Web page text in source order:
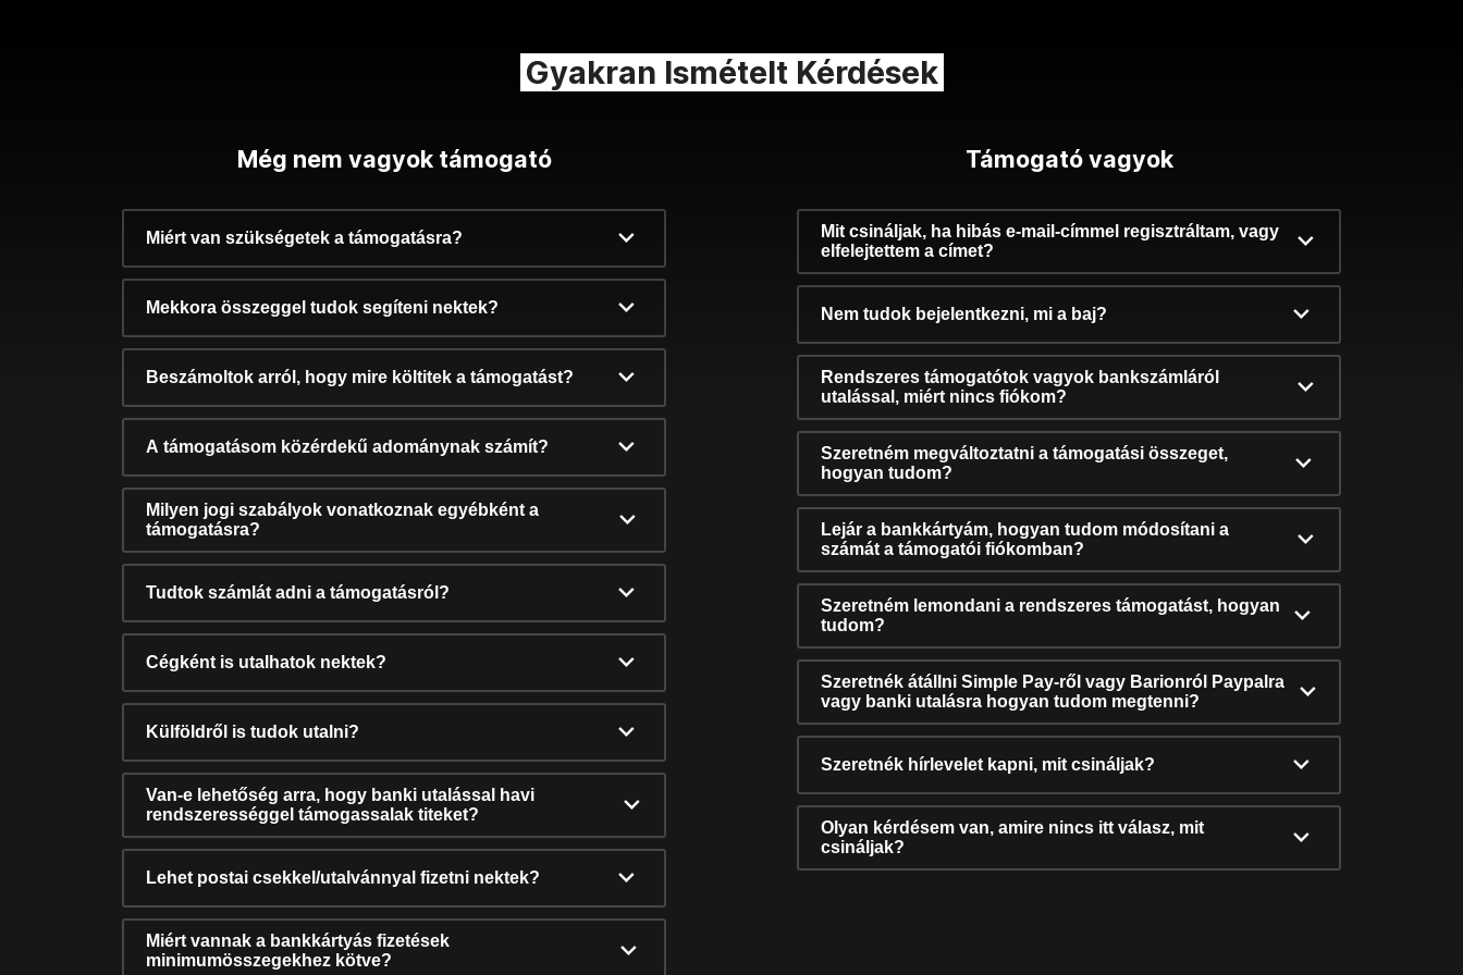
Gyakran Ismételt Kérdések
Még nem vagyok támogató
Miért van szükségetek a támogatásra?
Mekkora összeggel tudok segíteni nektek?
Beszámoltok arról, hogy mire költitek a támogatást?
A támogatásom közérdekű adománynak számít?
Milyen jogi szabályok vonatkoznak egyébként a
támogatásra?
Tudtok számlát adni a támogatásról?
Cégként is utalhatok nektek?
Külföldről is tudok utalni?
Van-e lehetőség arra, hogy banki utalással havi
rendszerességgel támogassalak titeket?
Lehet postai csekkel/utalvánnyal fizetni nektek?
Miért vannak a bankkártyás fizetések
minimumösszegekhez kötve?
Támogató vagyok
Mit csináljak, ha hibás e-mail-címmel regisztráltam, vagy
elfelejtettem a címet?
Nem tudok bejelentkezni, mi a baj?
Rendszeres támogatótok vagyok bankszámláról
utalással, miért nincs fiókom?
Szeretném megváltoztatni a támogatási összeget,
hogyan tudom?
Lejár a bankkártyám, hogyan tudom módosítani a
számát a támogatói fiókomban?
Szeretném lemondani a rendszeres támogatást, hogyan
tudom?
Szeretnék átállni Simple Pay-ről vagy Barionról Paypalra
vagy banki utalásra hogyan tudom megtenni?
Szeretnék hírlevelet kapni, mit csináljak?
Olyan kérdésem van, amire nincs itt válasz, mit
csináljak?